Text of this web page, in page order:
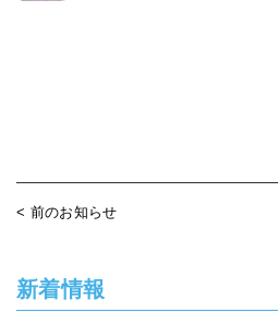
< 前のお知らせ
新着情報